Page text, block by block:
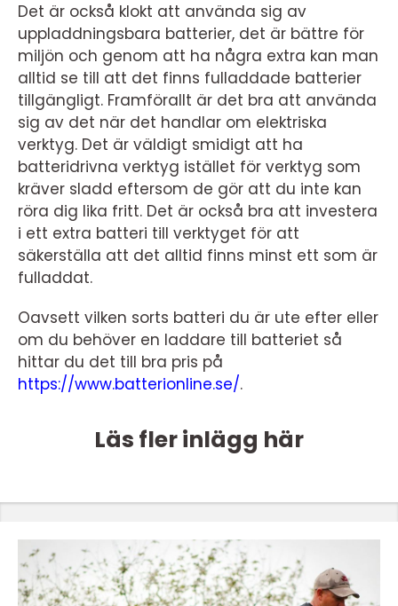
Det är också klokt att använda sig av
uppladdningsbara batterier, det är bättre för
miljön och genom att ha några extra kan man
alltid se till att det finns fulladdade batterier
tillgängligt. Framförallt är det bra att använda
sig av det när det handlar om elektriska
verktyg. Det är väldigt smidigt att ha
batteridrivna verktyg istället för verktyg som
kräver sladd eftersom de gör att du inte kan
röra dig lika fritt. Det är också bra att investera
i ett extra batteri till verktyget för att
säkerställa att det alltid finns minst ett som är
fulladdat.
Oavsett vilken sorts batteri du är ute efter eller
om du behöver en laddare till batteriet så
hittar du det till bra pris på
https://www.batterionline.se/.
Läs fler inlägg här